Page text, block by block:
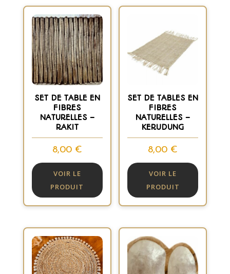
SET DE TABLE EN
FIBRES
NATURELLES –
RAKIT
8,00 €
VOIR LE
PRODUIT
SET DE TABLES EN
FIBRES
NATURELLES –
KERUDUNG
8,00 €
VOIR LE
PRODUIT